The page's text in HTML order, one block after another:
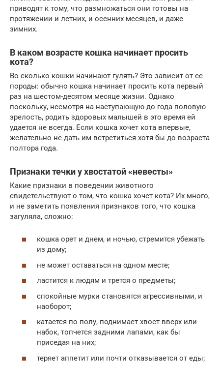
приводят к тому, что размножаться они готовы на
протяжении и летних, и осенних месяцев, и даже
зимних.
В каком возрасте кошка начинает просить
кота?
Во сколько кошки начинают гулять? Это зависит от ее
породы: обычно кошка начинает просить кота первый
раз на шестом-десятом месяце жизни. Однако
поскольку, несмотря на наступающую до года половую
зрелость, родить здоровых малышей в это время ей
удается не всегда. Если кошка хочет кота впервые,
желательно не дать им встретиться хотя бы до возраста
полтора года.
Признаки течки у хвостатой «невесты»
Какие признаки в поведении животного
свидетельствуют о том, что кошка хочет кота? Их много,
и не заметить появления признаков того, что кошка
загуляла, сложно:
кошка орет и днем, и ночью, стремится убежать
из дому;
не может оставаться на одном месте;
ластится к людям и трется о предметы;
спокойные мурки становятся агрессивными, и
наоборот;
катается по полу, поднимает хвост вверх или
набок, топчется задними лапами, как бы
приседая на них;
теряет аппетит или почти отказывается от еды;